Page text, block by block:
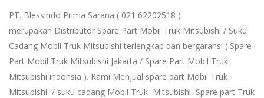
PT. Blessindo Prima Sarana ( 021 62202518 )
merupakan Distributor Spare Part Mobil Truk Mitsubishi / Suku
Cadang Mobil Truk Mitsubishi terlengkap dan bergaransi ( Spare
Part Mobil Truk Mitsubishi Jakarta / Spare Part Mobil Truk
Mitsubishi indonsia ). Kami Menjual spare part Mobil Truk
Mitsubishi / suku cadang Mobil Truk Mitsubishi, Spare part Truk